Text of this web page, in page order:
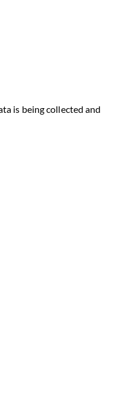
is being collected and